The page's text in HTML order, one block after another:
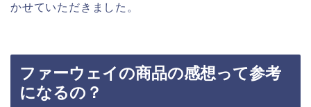
かせていただきました。
ファーウェイの商品の感想って参考
になるの？